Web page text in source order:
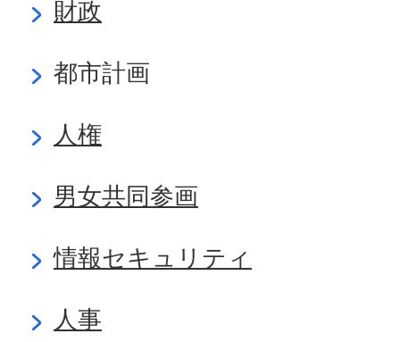
財政
都市計画
人権
男女共同参画
情報セキュリティ
人事